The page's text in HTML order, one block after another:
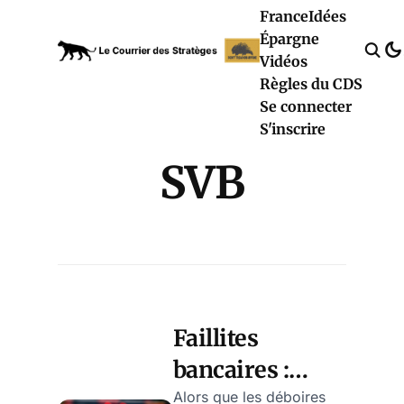
FranceIdées
Épargne
Vidéos
Règles du CDS
Se connecter
S'inscrire
SVB
Faillites
bancaires :
Alors que les déboires